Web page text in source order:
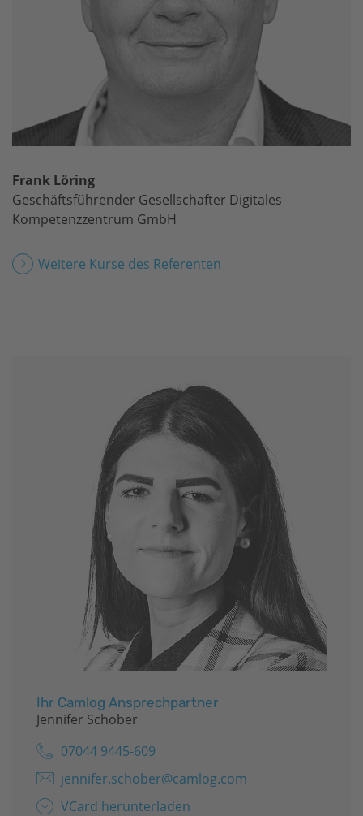
Frank Löring
Geschäftsführender Gesellschafter Digitales
Kompetenzzentrum GmbH
Weitere Kurse des Referenten
Ihr Camlog Ansprechpartner
Jennifer Schober
07044 9445-609
jennifer.schober@camlog.com
VCard herunterladen